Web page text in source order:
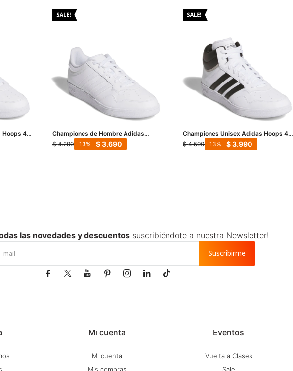
Hoops 4.0
Championes de Hombre Adidas
Hoops 4.0 - Blanco
$ 4.290 $ 3.690
13
Championes Unisex Adidas Hoops 4.0
Mid - Blanco - Negro - Gris
$ 4.590 $3.990
13
Mi cuenta
Mi cuenta
Mis compras
Eventos
Vuelta a Clases
Sale
las novedades y descuentossuscribiéndote a nuestra Newsletter!
Suscribirme
      